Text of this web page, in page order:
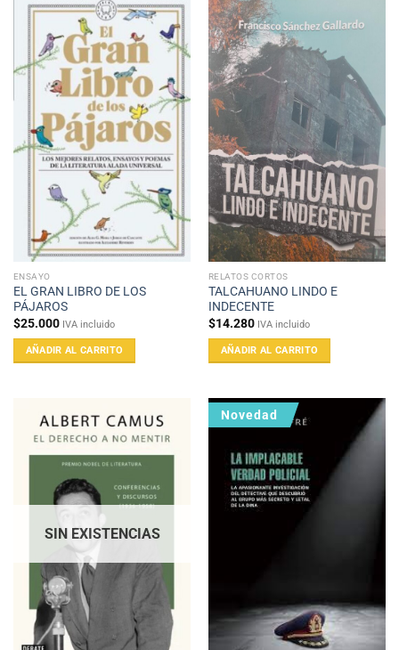
ENSAYO
EL GRAN LIBRO DE LOS
PÁJAROS
$25.000 IVA incluido
AÑADIR AL CARRITO
RELATOS CORTOS
TALCAHUANO LINDO E
INDECENTE
$14.280 IVA incluido
AÑADIR AL CARRITO
SIN EXISTENCIAS
Novedad